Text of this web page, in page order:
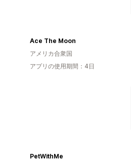
Ace The Moon
アメリカ合衆国
アプリの使用期間：4日
PetWithMe